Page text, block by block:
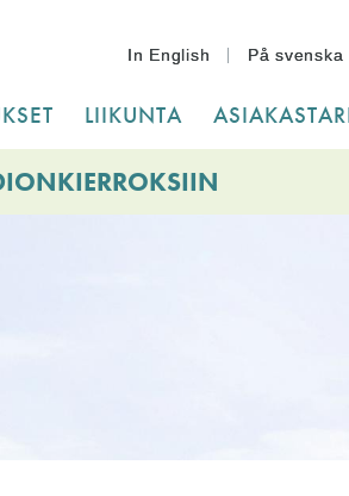
In English På svenska
LIIKUNTA